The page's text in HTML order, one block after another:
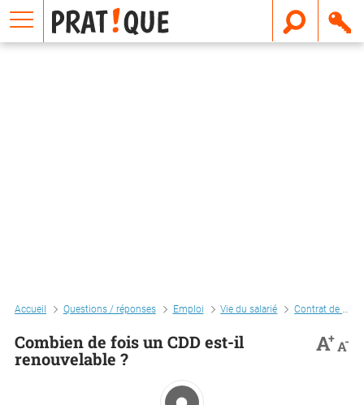
Accueil Questions / réponses Emploi Vie du salarié Contrat de travail
Combien de fois un CDD est-il
renouvelable ?
A+A-
E
m
a